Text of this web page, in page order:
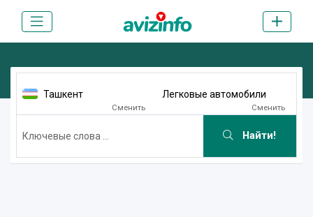
Ташкент
Сменить
Легковые автомобили
Сменить
Найти!